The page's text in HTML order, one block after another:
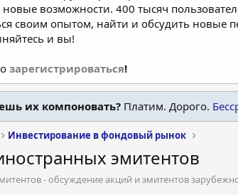
возможности. 400 тысяч
своим опытом, найти и обсудить
и вы!
зарегистрироваться!
их компоновать? Платим. Дорого.
Инвестирование в фондовый рынок
эмитентов
- обсуждение акций и эмитентов